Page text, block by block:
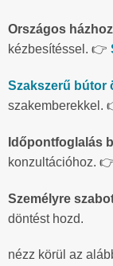
Országos
kézbesítéssel. 👉
Szakszerű bútor
szakemberekkel.
Időpontfoglalás
konzultációhoz.
Személyre
döntést hozd.
nézz körül az